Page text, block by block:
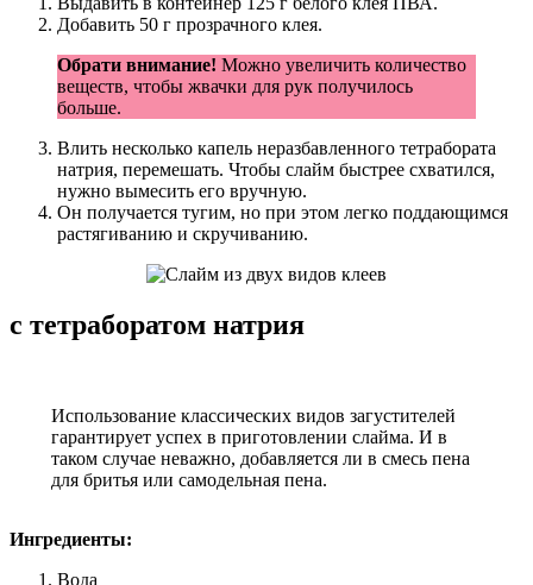
Добавить 50 г прозрачного клея.
Обрати внимание! Можно увеличить количество
веществ, чтобы жвачки для рук получилось
больше.
Влить несколько капель неразбавленного тетрабората
натрия, перемешать. Чтобы слайм быстрее схватился,
нужно вымесить его вручную.
Он получается тугим, но при этом легко поддающимся
растягиванию и скручиванию.
с тетраборатом натрия
Использование классических видов загустителей
гарантирует успех в приготовлении слайма. И в
таком случае неважно, добавляется ли в смесь пена
для бритья или самодельная пена.
Ингредиенты:
Вода